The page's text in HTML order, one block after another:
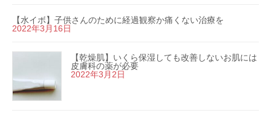
【水イボ】子供さんのために経過観察か痛くない治療を
2022年3月16日
【乾燥肌】いくら保湿しても改善しないお肌には
皮膚科の薬が必要
2022年3月2日